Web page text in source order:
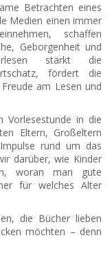
Betrachten eines
Medien einen immer
schaffen
Geborgenheit und
stärkt die
fördert die
am Lesen und
Vorlesestunde in die
Eltern, Großeltern
rund um das
darüber, wie Kinder
woran man gute
für welches Alter
die Bücher lieben
möchten – denn